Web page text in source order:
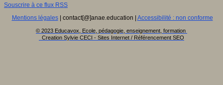
Souscrire à ce flux RSS
Mentions légales| contact[@]anae.education | Accessibilité : non conforme
© 2023 Educavox, Ecole, pédagogie, enseignement, formation
Creation Sylvie CECI - Sites Internet / Référencement SEO